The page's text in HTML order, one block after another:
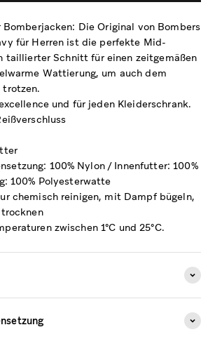
Die Original von Bombers
für Herren ist die perfekte Mid-
taillierter Schnitt für einen zeitgemäßen
Wattierung, um auch dem
trotzen.
und für jeden Kleiderschrank.
100% Nylon / Innenfutter: 100%
100% Polyesterwatte
chemisch reinigen, mit Dampf bügeln,
zwischen 1°C und 25°C.